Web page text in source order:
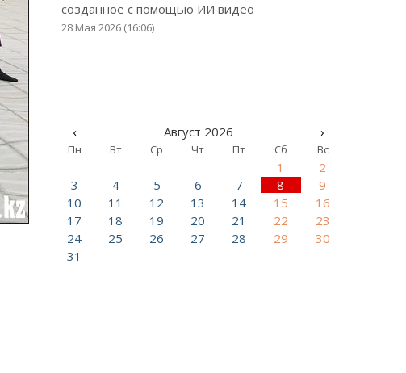
созданное с помощью ИИ видео
28 Мая 2026 (16:06)
‹ Август 2026 ›
Пн Вт Ср Чт Пт Сб Вс
1
2
3
4 5 6 7 8
9
10
11 12 13 14 15
16
17
18 19 20 21 22
23
24
25 26 27 28 29
30
31